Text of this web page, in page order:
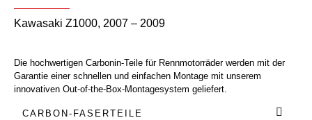
Kawasaki Z1000, 2007 – 2009
Die hochwertigen Carbonin-Teile für Rennmotorräder werden mit der
Garantie einer schnellen und einfachen Montage mit unserem
innovativen Out-of-the-Box-Montagesystem geliefert.
CARBON-FASERTEILE